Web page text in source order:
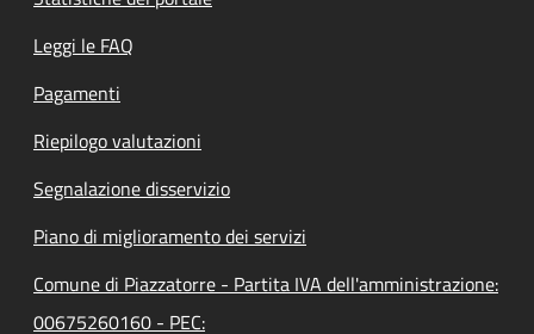
Leggi le FAQ
Pagamenti
Riepilogo valutazioni
Segnalazione disservizio
Piano di miglioramento dei servizi
Comune di Piazzatorre - Partita IVA dell'amministrazione:
00675260160 - PEC: